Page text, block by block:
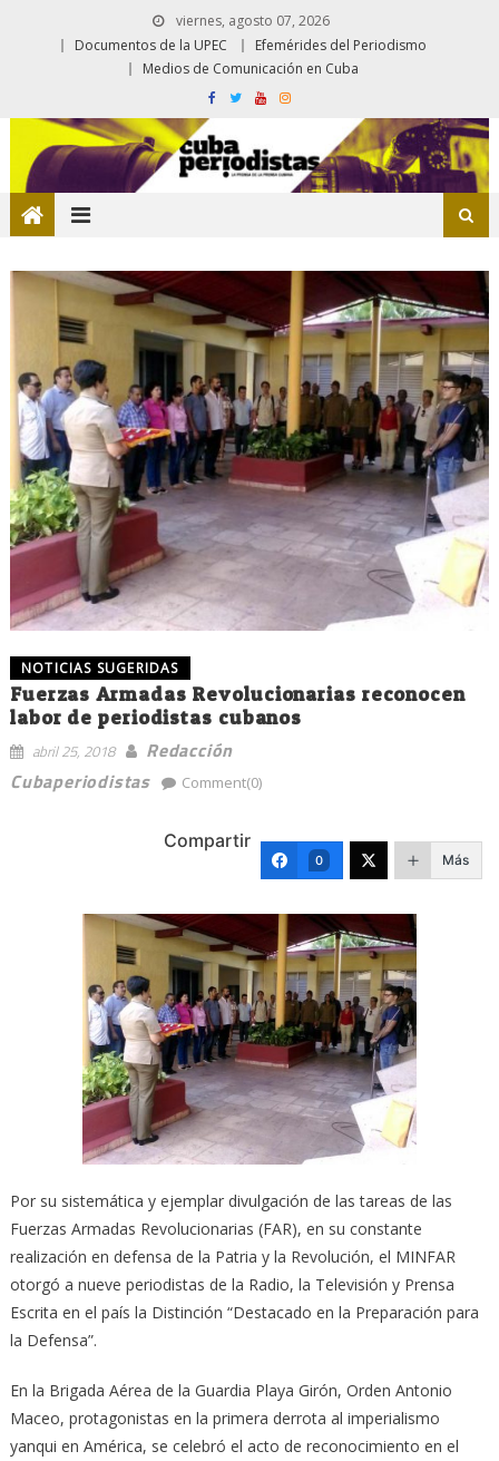
viernes, agosto 07, 2026
Documentos de la UPEC
Efemérides del Periodismo
Medios de Comunicación en Cuba
NOTICIAS SUGERIDAS
Fuerzas Armadas Revolucionarias reconocen
labor de periodistas cubanos
abril 25, 2018
Redacción
Cubaperiodistas
Comment(0)
Compartir
0 Más
Por su sistemática y ejemplar divulgación de las tareas de las
Fuerzas Armadas Revolucionarias (FAR), en su constante
realización en defensa de la Patria y la Revolución, el MINFAR
otorgó a nueve periodistas de la Radio, la Televisión y Prensa
Escrita en el país la Distinción “Destacado en la Preparación para
la Defensa”.
En la Brigada Aérea de la Guardia Playa Girón, Orden Antonio
Maceo, protagonistas en la primera derrota al imperialismo
yanqui en América, se celebró el acto de reconocimiento en el